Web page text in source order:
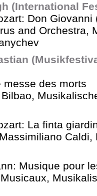
(International
Don Giovanni
and Orchestra,
messe des morts
La finta
Caldi,
Musique pour